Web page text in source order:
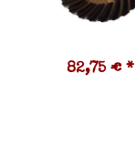
82,75 € *